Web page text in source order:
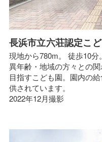
長浜市立六荘認定こ
現地から780m。 徒歩10分
異年齢・地域の方々との
目指すこども園。園内の
供されています。
2022年12月撮影